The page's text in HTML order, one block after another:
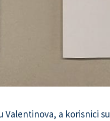
Valentinova, a korisnici su